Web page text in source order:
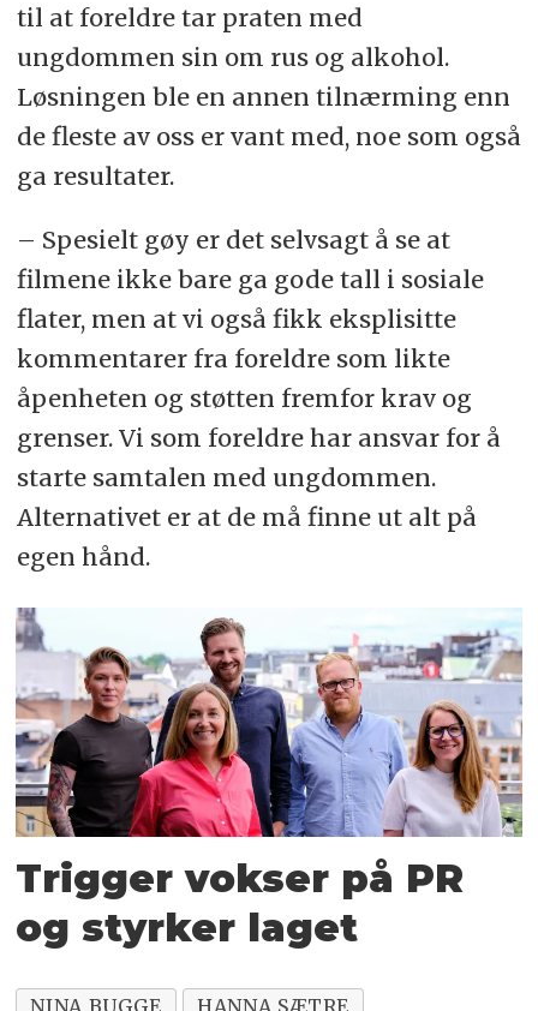
til at foreldre tar praten med
ungdommen sin om rus og alkohol.
Løsningen ble en annen tilnærming enn
de fleste av oss er vant med, noe som også
ga resultater.
– Spesielt gøy er det selvsagt å se at
filmene ikke bare ga gode tall i sosiale
flater, men at vi også fikk eksplisitte
kommentarer fra foreldre som likte
åpenheten og støtten fremfor krav og
grenser. Vi som foreldre har ansvar for å
starte samtalen med ungdommen.
Alternativet er at de må finne ut alt på
egen hånd.
Trigger vokser på PR
og styrker laget
NINA BUGGE HANNA SÆTRE